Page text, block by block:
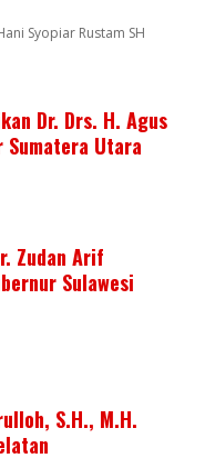
Syopiar Rustam SH
Dr. Drs. H. Agus
Sumatera Utara
Zudan Arif
Sulawesi
S.H., M.H.